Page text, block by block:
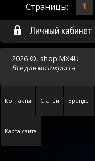
Страницы: 1
Личный кабинет
2026 ©, shop.MX4U
Все длямотокросса
Контакты Статьи Бренды
Карта сайта